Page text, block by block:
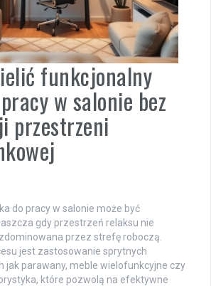
funkcjonalny
w salonie bez
przestrzeni
do pracy w salonie może być
gdy przestrzeń relaksu nie
przez strefę roboczą.
jest zastosowanie sprytnych
jak parawany, meble wielofunkcyjne czy
które pozwolą na efektywne